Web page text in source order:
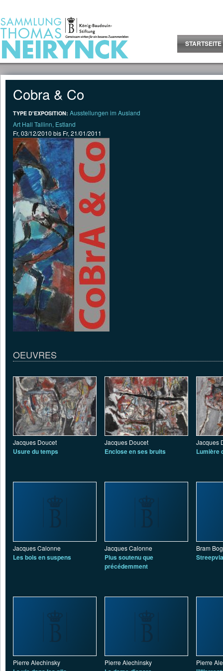
STARTSEITE
Cobra & Co
TYPE D'EXPOSITION: Ausstellungen im Ausland
Art Hall Tallinn, Estland
Fr, 03/12/2010 bis Fr, 21/01/2011
OEUVRES
Jacques Doucet
Usure du temps
Jacques Doucet
Enclose en ses bruits
Jacques
Lumière
Jacques Calonne
Les bois en suspens
Jacques Calonne
Plus soutenu que
précédemment
Bram
Pierre Alechinsky Pierre Alechinsky Pierre